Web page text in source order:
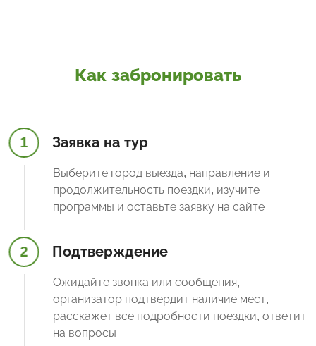
Как забронировать
1 Заявка на тур
Выберите город выезда, направление и
продолжительность поездки, изучите
программы и оставьте заявку на сайте
2 Подтверждение
Ожидайте звонка или сообщения,
организатор подтвердит наличие мест,
расскажет все подробности поездки, ответит
на вопросы